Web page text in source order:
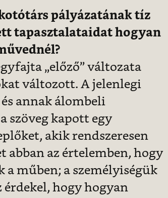
pályázatának tíz
tapasztalataidat hogyan
„előző” változata
változott. A jelenlegi
annak álombeli
szöveg kapott egy
akik rendszeresen
abban az értelemben, hogy
műben; a személyiségük
érdekel, hogy hogyan